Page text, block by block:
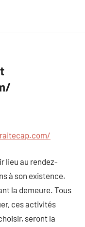
lieu au rendez-
à son existence.
la demeure. Tous
ces activités
seront la